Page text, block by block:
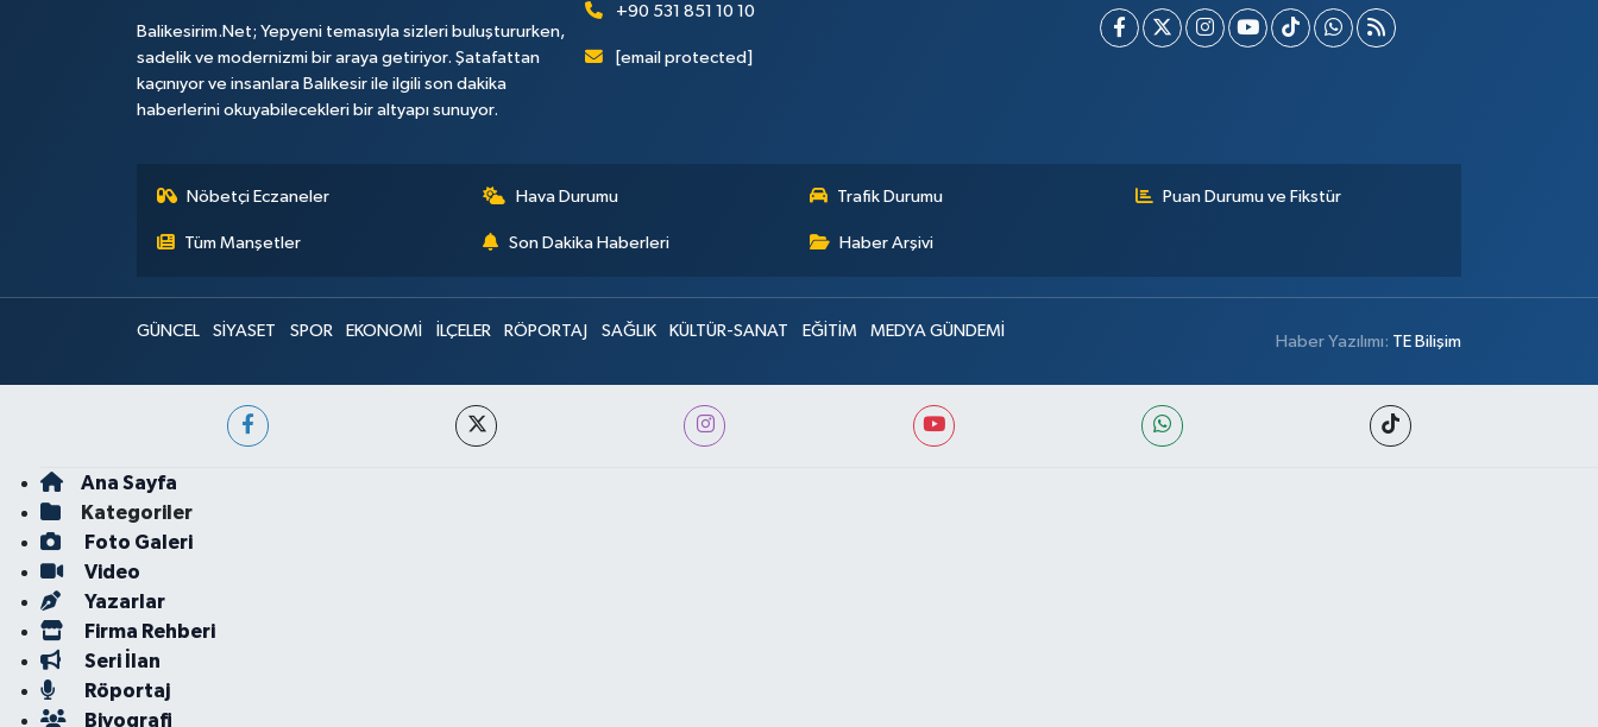
Balikesirim.Net; Yepyeni temasıyla sizleri buluştururken,
sadelik ve modernizmi bir araya getiriyor. Şatafattan
kaçınıyor ve insanlara Balıkesir ile ilgili son dakika
haberlerini okuyabilecekleri bir altyapı sunuyor.
+90 531 851 10 10
[email protected]
Nöbetçi Eczaneler Hava Durumu Trafik Durumu Puan Durumu ve Fikstür
Tüm Manşetler Son Dakika Haberleri Haber Arşivi
GÜNCEL SİYASET SPOR EKONOMİ İLÇELER RÖPORTAJ SAĞLIK KÜLTÜR-SANAT EĞİTİM MEDYA GÜNDEMİ
Haber Yazılımı: TE Bilişim
Ana Sayfa
Kategoriler
Foto Galeri
Video
Yazarlar
Firma Rehberi
Seri İlan
Röportaj
Biyografi